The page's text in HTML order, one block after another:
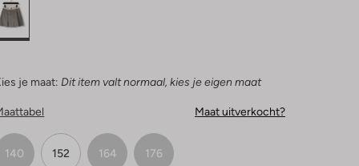
je maat: Dit item valt normaal, kies je eigen maat
Maat uitverkocht?
140 152 164 176